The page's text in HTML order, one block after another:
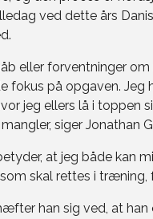
ved dette års
eller forventninger
fokus på opgaven.
jeg ellers lå i toppen
siger Jonathan
at jeg både kan
skal rettes i
han sig ved, at han